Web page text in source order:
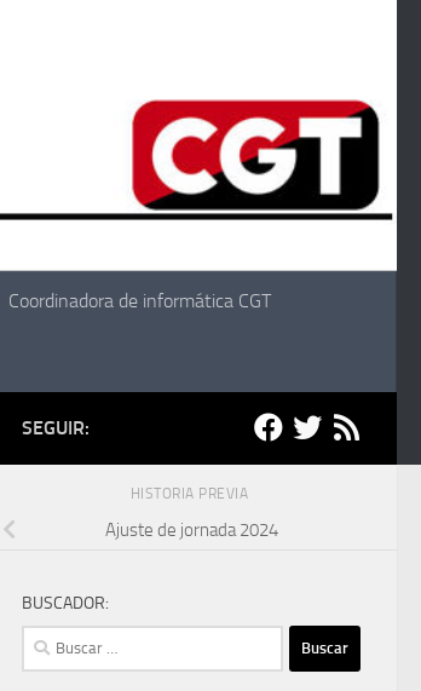
Coordinadora de informática CGT
SEGUIR:
HISTORIA PREVIA
Ajuste de jornada 2024
BUSCADOR:
Buscar: